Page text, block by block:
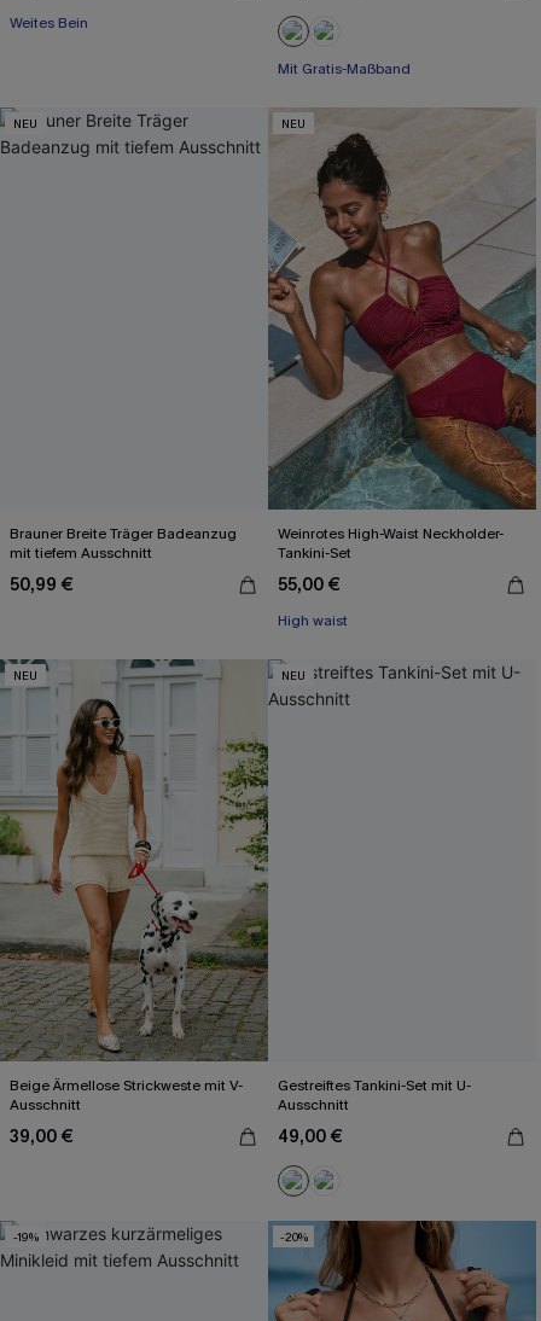
Weites Bein
Mit Gratis-Maßband
NEU
Brauner Breite Träger Badeanzug
mit tiefem Ausschnitt
50,99 €
NEU
Weinrotes High-Waist Neckholder-
Tankini-Set
55,00 €
High waist
NEU
Beige Ärmellose Strickweste mit V-
Ausschnitt
39,00 €
NEU
Gestreiftes Tankini-Set mit U-
Ausschnitt
49,00 €
-19% -20%